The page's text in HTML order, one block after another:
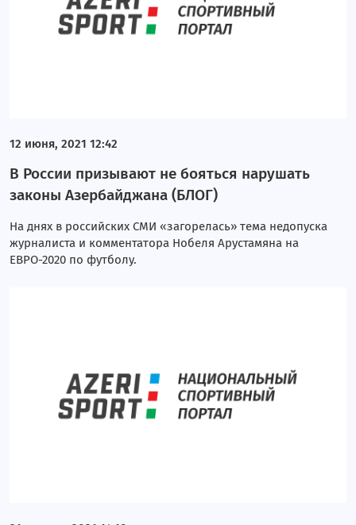
12 июня, 2021 12:42
В России призывают не бояться нарушать
законы Азербайджана (БЛОГ)
На днях в российских СМИ «загорелась» тема недопуска
журналиста и комментатора Нобеля Арустамяна на
ЕВРО-2020 по футболу.